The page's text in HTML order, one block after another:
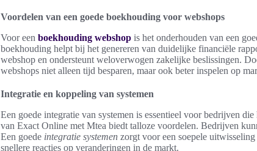
Voordelen van een goede boekhouding voor webshops
Voor een boekhouding webshop is het onderhouden van een
boekhouding helpt bij het genereren van duidelijke financiële
webshop en ondersteunt weloverwogen zakelijke beslissingen.
webshops niet alleen tijd besparen, maar ook beter inspelen op
Integratie en koppeling van systemen
Een goede integratie van systemen is essentieel voor bedrijven
van Exact Online met Mtea biedt talloze voordelen. Bedrijven
Een goede integratie systemen zorgt voor een soepele
snellere reacties op veranderingen in de markt.